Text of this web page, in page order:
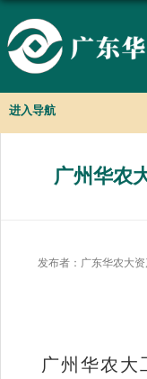
进入导航
广州华农
发布者：广东华农大
广州华农大